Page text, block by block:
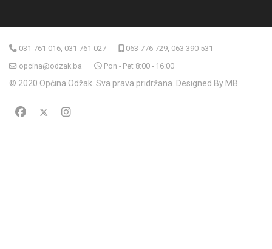
031 761 016, 031 761 027
063 776 729, 063 390 531
opcina@odzak.ba
Pon - Pet 8:00 - 16:00
© 2020 Općina Odžak. Sva prava pridržana. Designed By MB